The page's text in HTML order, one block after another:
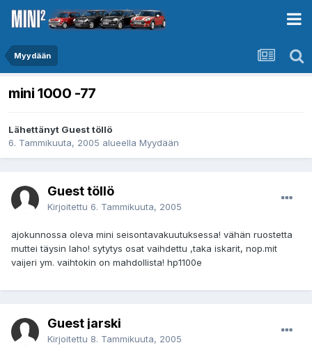
Myydään
mini 1000 -77
Lähettänyt Guest töllö
6. Tammikuuta, 2005 alueella Myydään
Guest töllö
Kirjoitettu 6. Tammikuuta, 2005
ajokunnossa oleva mini seisontavakuutuksessa! vähän ruostetta
muttei täysin laho! sytytys osat vaihdettu ,taka iskarit, nop.mit
vaijeri ym. vaihtokin on mahdollista! hp1100e
Guest jarski
Kirjoitettu 8. Tammikuuta, 2005